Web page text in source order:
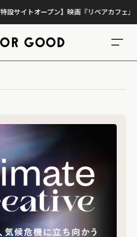
イトオープン】映画『リペアカフェ』、上